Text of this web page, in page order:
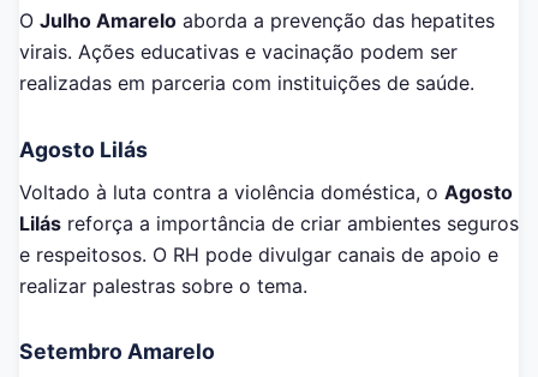
O Julho Amarelo aborda a prevenção das hepatites
virais. Ações educativas e vacinação podem ser
realizadas em parceria com instituições de saúde.
Agosto Lilás
Voltado à luta contra a violência doméstica, o Agosto
Lilás reforça a importância de criar ambientes seguros
e respeitosos. O RH pode divulgar canais de apoio e
realizar palestras sobre o tema.
Setembro Amarelo